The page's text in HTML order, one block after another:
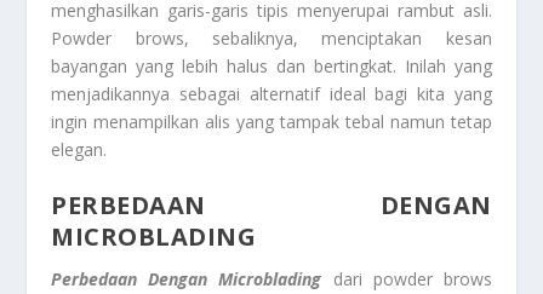
menghasilkan garis-garis tipis menyerupai rambut asli.
Powder brows, sebaliknya, menciptakan kesan
bayangan yang lebih halus dan bertingkat. Inilah yang
menjadikannya sebagai alternatif ideal bagi kita yang
ingin menampilkan alis yang tampak tebal namun tetap
elegan.
PERBEDAAN DENGAN
MICROBLADING
Perbedaan Dengan Microblading dari powder brows